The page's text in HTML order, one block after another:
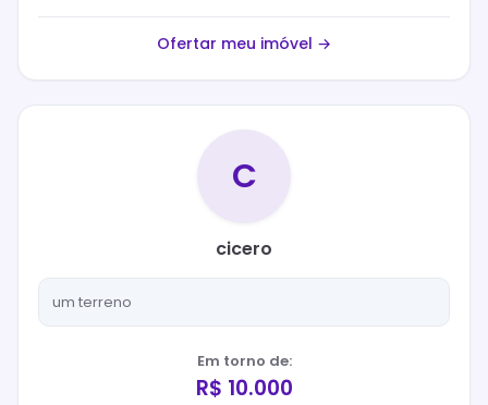
Ofertar meu imóvel →
C
cicero
um terreno
Em torno de:
R$ 10.000